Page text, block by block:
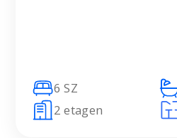
6 SZ
2 etagen